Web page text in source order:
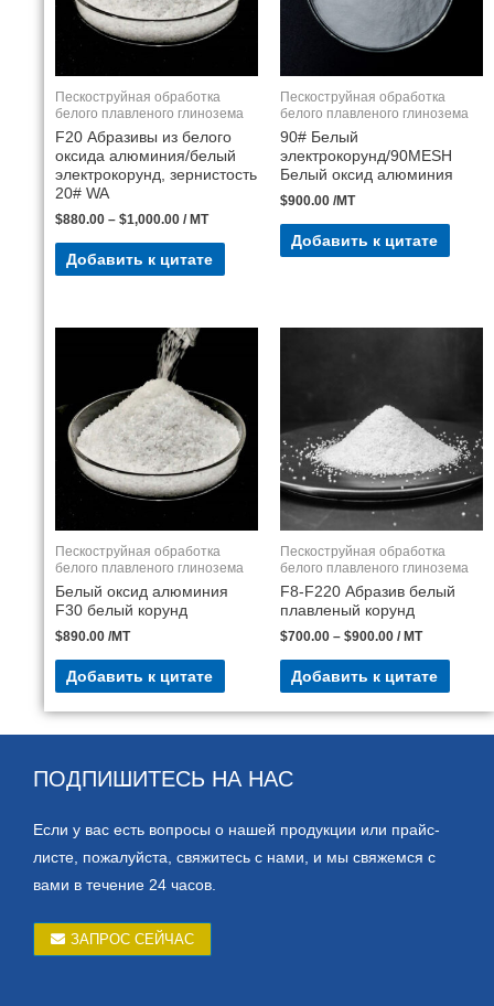
Пескоструйная обработка
белого плавленого глинозема
F20 Абразивы из белого
оксида алюминия/белый
электрокорунд, зернистость
20# WA
$880.00 – $1,000.00 / MT
Добавить к цитате
Пескоструйная обработка
белого плавленого глинозема
90# Белый
электрокорунд/90MESH
Белый оксид алюминия
$900.00 /MT
Добавить к цитате
Пескоструйная обработка
белого плавленого глинозема
Белый оксид алюминия
F30 белый корунд
$890.00 /MT
Добавить к цитате
Пескоструйная обработка
белого плавленого глинозема
F8-F220 Абразив белый
плавленый корунд
$700.00 – $900.00 / MT
Добавить к цитате
ПОДПИШИТЕСЬ НА НАС
Если у вас есть вопросы о нашей продукции или прайс-
листе, пожалуйста, свяжитесь с нами, и мы свяжемся с
вами в течение 24 часов.
ЗАПРОС СЕЙЧАС